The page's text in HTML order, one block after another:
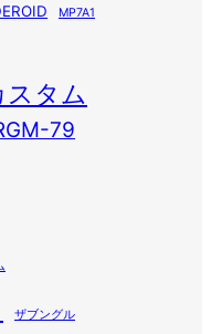
MP7A1
タム
79
ザブングル